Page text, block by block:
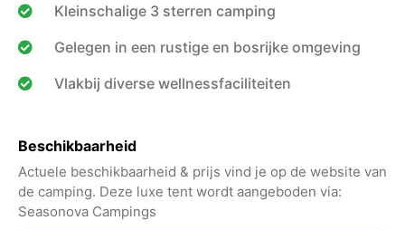
Kleinschalige 3 sterren camping
Gelegen in een rustige en bosrijke omgeving
Vlakbij diverse wellnessfaciliteiten
Beschikbaarheid
Actuele beschikbaarheid & prijs vind je op de website van
de camping. Deze luxe tent wordt aangeboden via:
Seasonova Campings